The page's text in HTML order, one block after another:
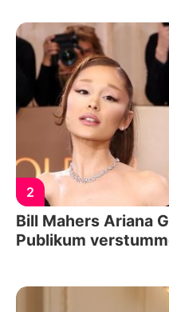
2
Bill Mahers Ariana
Publikum